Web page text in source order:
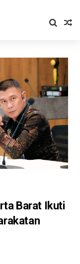
Barat Ikuti